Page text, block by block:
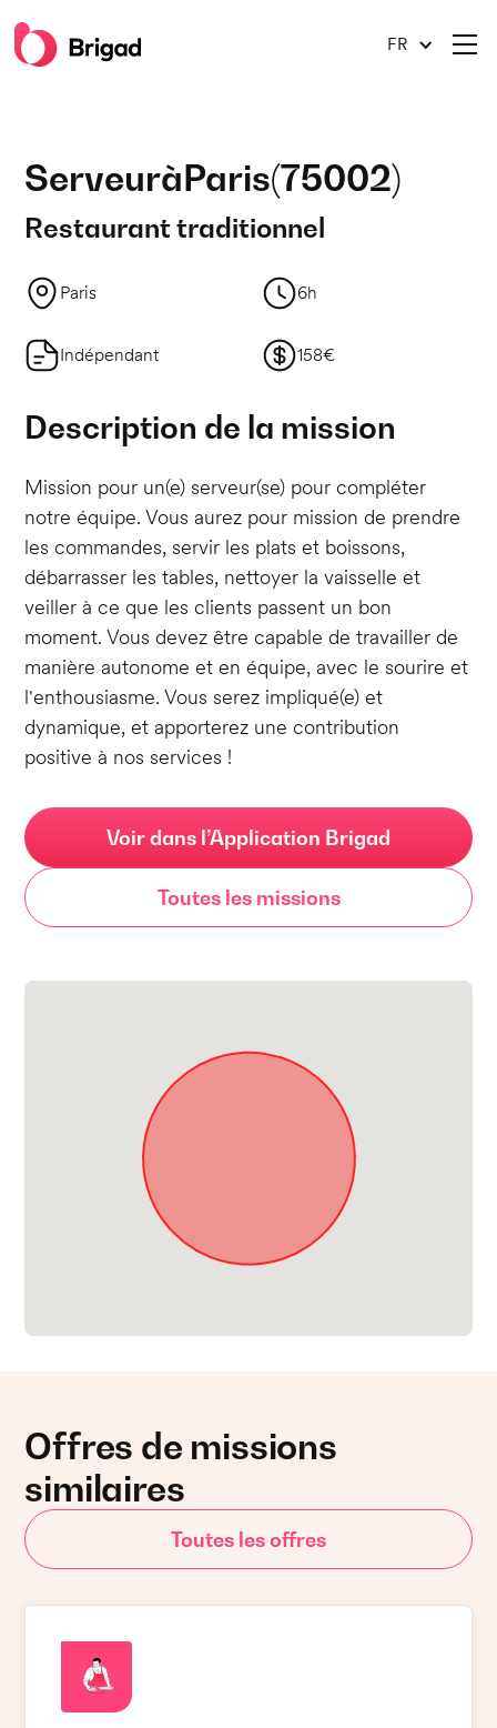
FR
ServeuràParis(75002)
Restaurant traditionnel
Paris 6h
Indépendant 158€
Description de la mission
Mission pour un(e) serveur(se) pour compléter
notre équipe. Vous aurez pour mission de prendre
les commandes, servir les plats et boissons,
débarrasser les tables, nettoyer la vaisselle et
veiller à ce que les clients passent un bon
moment. Vous devez être capable de travailler de
manière autonome et en équipe, avec le sourire et
l'enthousiasme. Vous serez impliqué(e) et
dynamique, et apporterez une contribution
positive à nos services !
Voir dans l’Application Brigad
Toutes les missions
Offres de missions
similaires
Toutes les offres